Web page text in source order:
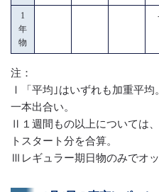
1
年
物
注：
Ⅰ「平均｣はいずれも加重平
一本出合い。
Ⅱ１週間もの以上については
トスタート分を合算。
Ⅲレギュラー期日物のみでオ